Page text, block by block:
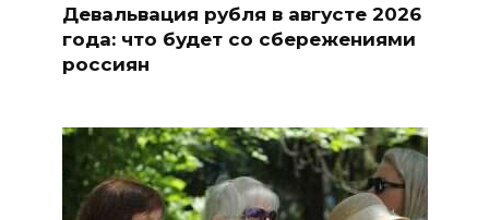
Девальвация рубля в августе 2026
года: что будет со сбережениями
россиян